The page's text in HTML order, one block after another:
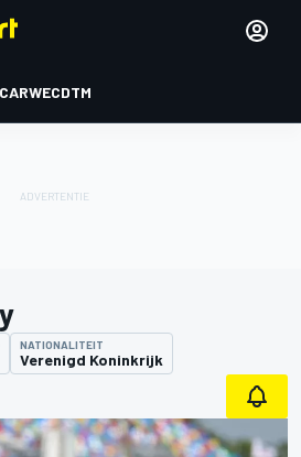
WECDTM
NATIONALITEIT
Verenigd Koninkrijk